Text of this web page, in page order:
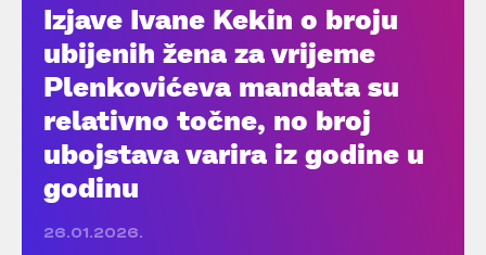
Izjave Ivane Kekin o broju
ubijenih žena za vrijeme
Plenkovićeva mandata su
relativno točne, no broj
ubojstava varira iz godine u
godinu
26.01.2026.